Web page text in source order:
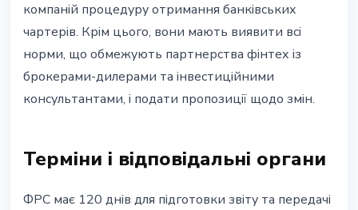
компаній процедуру отримання банківських
чартерів. Крім цього, вони мають виявити всі
норми, що обмежують партнерства фінтех із
брокерами-дилерами та інвестиційними
консультантами, і подати пропозиції щодо змін.
Терміни і відповідальні органи
ФРС має 120 днів для підготовки звіту та передачі